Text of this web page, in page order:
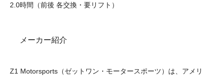
2.0時間（前後 各交換・要リフト）
メーカー紹介
Z1 Motorsports（ゼットワン・モータースポーツ）は、アメリ